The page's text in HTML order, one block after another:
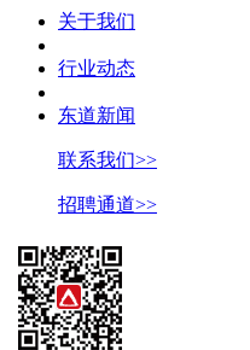
关于我们
行业动态
东道新闻
联系我们>>
招聘通道>>